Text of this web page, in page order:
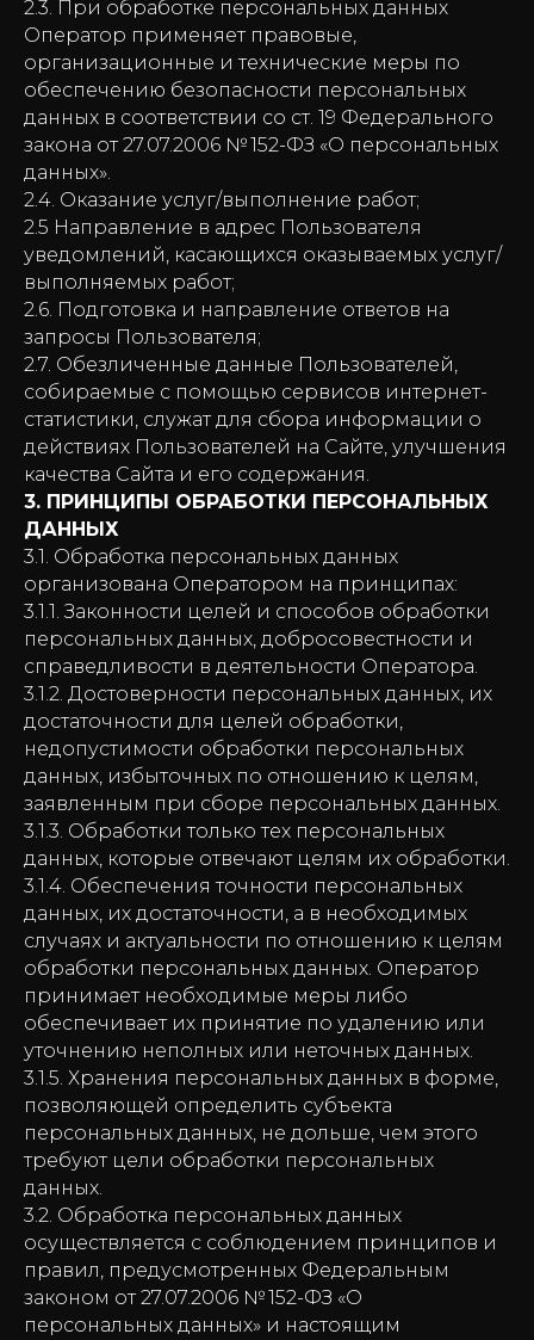
2.3. При обработке персональных данных
Оператор применяет правовые,
организационные и технические меры по
обеспечению безопасности персональных
данных в соответствии со ст. 19 Федерального
закона от 27.07.2006 № 152-ФЗ «О персональных
данных».
2.4. Оказание услуг/выполнение работ;
2.5 Направление в адрес Пользователя
уведомлений, касающихся оказываемых услуг/
выполняемых работ;
2.6. Подготовка и направление ответов на
запросы Пользователя;
2.7. Обезличенные данные Пользователей,
собираемые с помощью сервисов интернет-
статистики, служат для сбора информации о
действиях Пользователей на Сайте, улучшения
качества Сайта и его содержания.
3. ПРИНЦИПЫ ОБРАБОТКИ ПЕРСОНАЛЬНЫХ
ДАННЫХ
3.1. Обработка персональных данных
организована Оператором на принципах:
3.1.1. Законности целей и способов обработки
персональных данных, добросовестности и
справедливости в деятельности Оператора.
3.1.2. Достоверности персональных данных, их
достаточности для целей обработки,
недопустимости обработки персональных
данных, избыточных по отношению к целям,
заявленным при сборе персональных данных.
3.1.3. Обработки только тех персональных
данных, которые отвечают целям их обработки.
3.1.4. Обеспечения точности персональных
данных, их достаточности, а в необходимых
случаях и актуальности по отношению к целям
обработки персональных данных. Оператор
принимает необходимые меры либо
обеспечивает их принятие по удалению или
уточнению неполных или неточных данных.
3.1.5. Хранения персональных данных в форме,
позволяющей определить субъекта
персональных данных, не дольше, чем этого
требуют цели обработки персональных
данных.
3.2. Обработка персональных данных
осуществляется с соблюдением принципов и
правил, предусмотренных Федеральным
законом от 27.07.2006 № 152-ФЗ «О
персональных данных» и настоящим